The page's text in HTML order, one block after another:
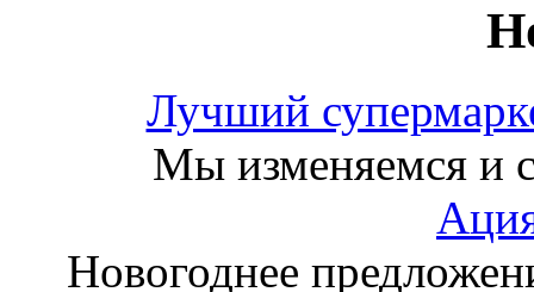
Лучший
Мы изменяемся и
Новогоднее